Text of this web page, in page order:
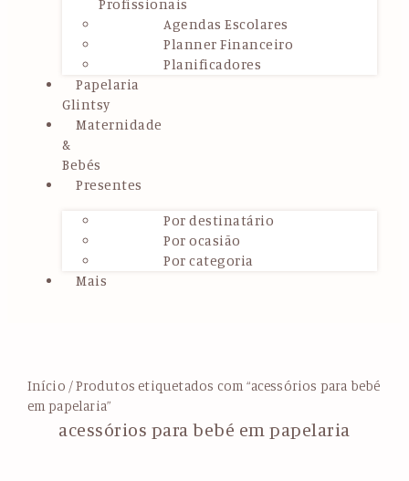
Profissionais
Agendas Escolares
Planner Financeiro
Planificadores
Papelaria
Glintsy
Maternidade
&
Bebés
Presentes
Por destinatário
Por ocasião
Por categoria
Mais
Início / Produtos etiquetados com “acessórios para bebé
em papelaria”
acessórios para bebé em papelaria